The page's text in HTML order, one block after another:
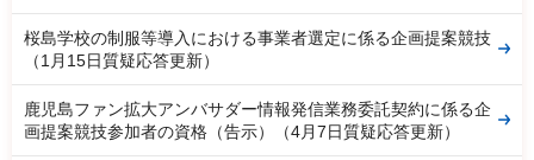
桜島学校の制服等導入における事業者選定に係る企画提案競技
（1月15日質疑応答更新）
鹿児島ファン拡大アンバサダー情報発信業務委託契約に係る企
画提案競技参加者の資格（告示）（4月7日質疑応答更新）